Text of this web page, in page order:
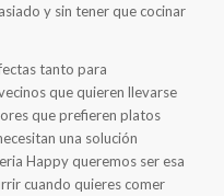
y sin tener que cocinar
tanto para
que quieren llevarse
que prefieren platos
una solución
Happy queremos ser esa
cuando quieres comer